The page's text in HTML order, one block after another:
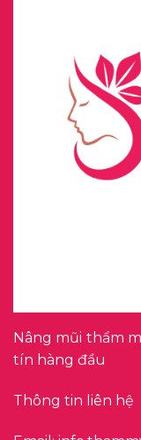
Nâng mũi thẩm
tín hàng đầu
Thông tin liên hệ